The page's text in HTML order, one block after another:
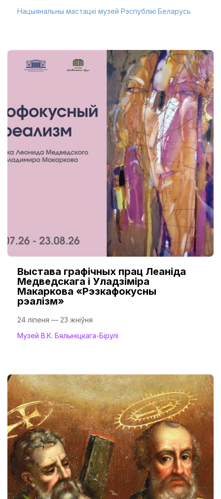
Нацыянальны мастацкі музей Рэспублікі Беларусь
Выстава графічных прац Леаніда
Медведскага і Уладзіміра
Макаркова «Рэзкафокусны
рэалізм»
24 ліпеня — 23 жніўня
Музей В.К. Бялыніцкага-Бірулі